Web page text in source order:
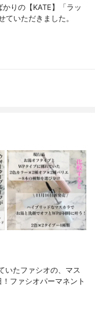
りの【KATE】「ラッ
ていただきました。
いたファシオ⁡の、マス
ファシオパーマネント